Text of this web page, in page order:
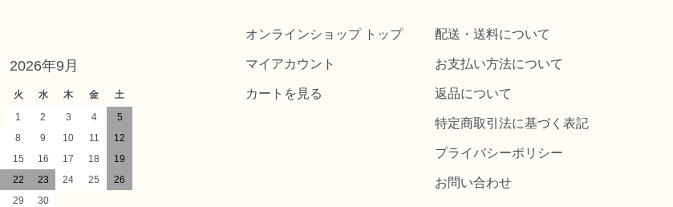
2026年9月
火 水 木 金
土
1
2 3 4
5
8 9 10 11
12
15 16 17 18
19
22 23 24 25
26
29 30
オンラインショップ トップ
マイアカウント
カートを見る
配送・送料について
お支払い方法について
返品について
特定商取引法に基づく表記
プライバシーポリシー
お問い合わせ